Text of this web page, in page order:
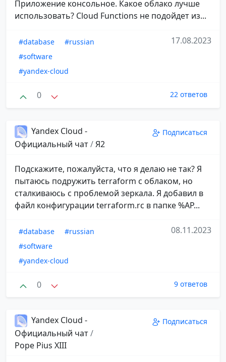
Приложение консольное. Какое облако лучше
использовать? Cloud Functions не подойдет из...
#database
#russian
#software
#yandex-cloud
17.08.2023
0 22 ответов
Yandex Cloud -
Официальный чат/Я2
Подписаться
Подскажите, пожалуйста, что я делаю не так? Я
пытаюсь подружить terraform с облаком, но
сталкиваюсь с проблемой зеркала. Я добавил в
файл конфигурации terraform.rc в папке %AP...
#database
#russian
#software
#yandex-cloud
08.11.2023
0 9 ответов
Yandex Cloud -
Официальный чат/
Pope Pius XIII
Подписаться